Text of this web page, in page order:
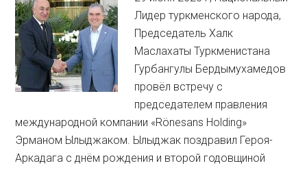
Лидер туркменского народа,
Председатель Халк
Маслахаты Туркменистана
Гурбангулы Бердымухамедов
провёл встречу с
председателем правления
международной компании «Rönesans Holding»
Эрманом Ылыджаком. Ылыджак поздравил Героя-
Аркадага с днём рождения и второй годовщиной